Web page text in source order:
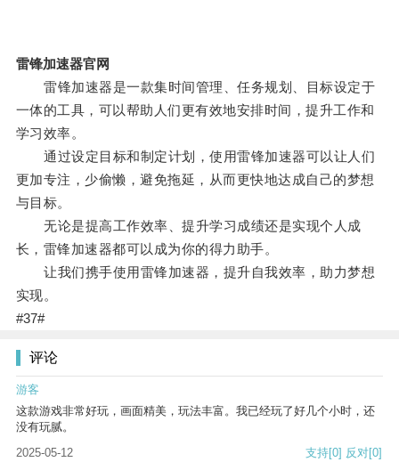
雷锋加速器官网
雷锋加速器是一款集时间管理、任务规划、目标设定于
一体的工具，可以帮助人们更有效地安排时间，提升工作和
学习效率。
通过设定目标和制定计划，使用雷锋加速器可以让人们
更加专注，少偷懒，避免拖延，从而更快地达成自己的梦想
与目标。
无论是提高工作效率、提升学习成绩还是实现个人成
长，雷锋加速器都可以成为你的得力助手。
让我们携手使用雷锋加速器，提升自我效率，助力梦想
实现。
#37#
评论
游客
这款游戏非常好玩，画面精美，玩法丰富。我已经玩了好几个小时，还
没有玩腻。
2025-05-12
支持[0] 反对[0]